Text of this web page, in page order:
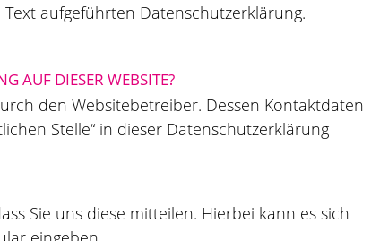
aufgeführten Datenschutzerklärung.
AUF DIESER WEBSITE?
den Websitebetreiber. Dessen Kontaktdaten
Stelle“ in dieser Datenschutzerklärung
Sie uns diese mitteilen. Hierbei kann es sich